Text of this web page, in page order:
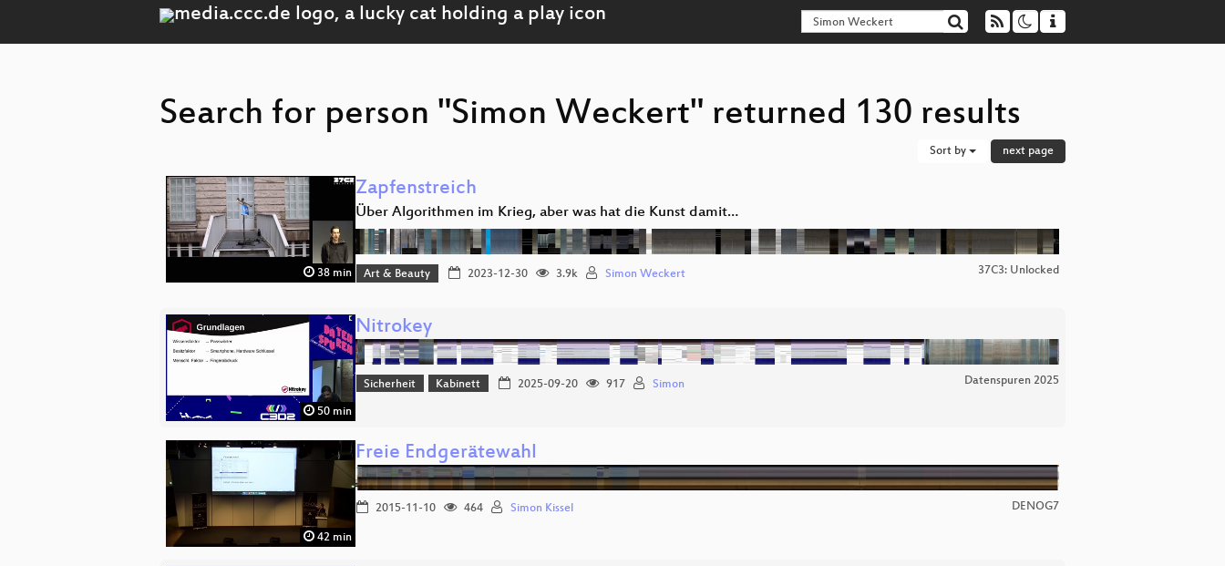
Search for person "Simon Weckert" returned 130 results
Sort by next page
38 min
Zapfenstreich
Über Algorithmen im Krieg, aber was hat die Kunst damit…
Art & Beauty 2023-12-30 3.9k Simon Weckert 37C3: Unlocked
50 min
Nitrokey
Sicherheit Kabinett 2025-09-20 917 Simon Datenspuren 2025
42 min
Freie Endgerätewahl
2015-11-10 464 Simon Kissel DENOG7